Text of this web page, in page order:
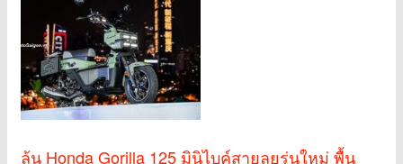
ลุ้น Honda Gorilla 125 มินิไบค์สายลุยรุ่นใหม่ พื้น